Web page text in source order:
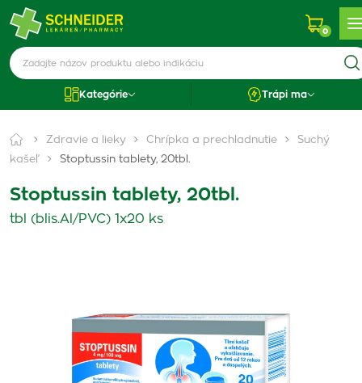
0
Kategórie Trápi ma
Zdravie a lieky Chrípka a prechladnutie
Suchý
kašeľ
Stoptussin tablety, 20tbl.
Stoptussin tablety, 20tbl.
tbl (blis.Al/PVC) 1x20 ks